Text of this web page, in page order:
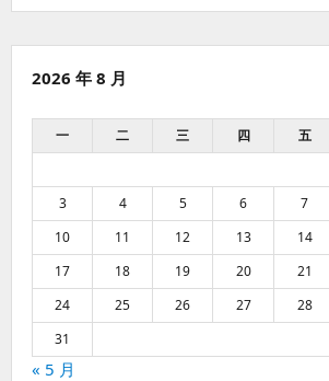
2026 年 8 月
一 二 三 四 五
3
4 5 6 7
10
11 12 13 14
17
18 19 20 21
24
25 26 27 28
31
« 5 月